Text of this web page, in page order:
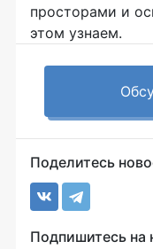
просторами и
этом узнаем.
Поделитесь
Подпишитесь на